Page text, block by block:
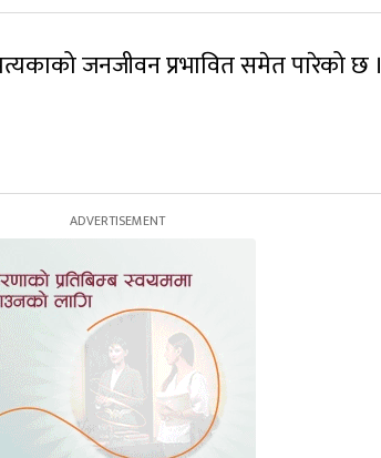
जनजीवन प्रभावित समेत पारेको छ ।